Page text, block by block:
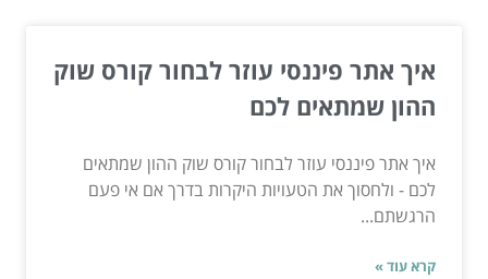
איך אתר פיננסי עוזר לבחור קורס שוק
ההון שמתאים לכם
איך אתר פיננסי עוזר לבחור קורס שוק ההון שמתאים
לכם - ולחסוך את הטעויות היקרות בדרך אם אי פעם
הרגשתם...
קרא עוד »